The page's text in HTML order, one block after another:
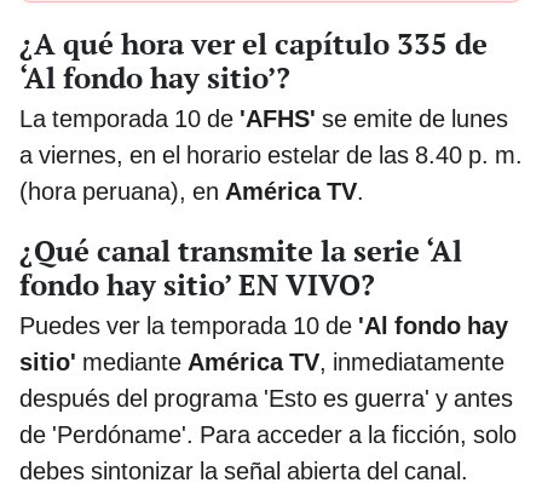
¿A qué hora ver el capítulo 335 de
‘Al fondo hay sitio’?
La temporada 10 de 'AFHS' se emite de lunes
a viernes, en el horario estelar de las 8.40 p. m.
(hora peruana), en América TV.
¿Qué canal transmite la serie ‘Al
fondo hay sitio’ EN VIVO?
Puedes ver la temporada 10 de 'Al fondo hay
sitio' mediante América TV, inmediatamente
después del programa 'Esto es guerra' y antes
de 'Perdóname'. Para acceder a la ficción, solo
debes sintonizar la señal abierta del canal.